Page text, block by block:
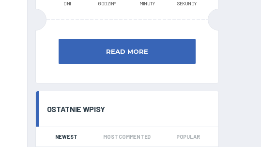
DNI GODZINY MINUTY SEKUNDY
READ MORE
OSTATNIE WPISY
NEWEST MOST COMMENTED POPULAR